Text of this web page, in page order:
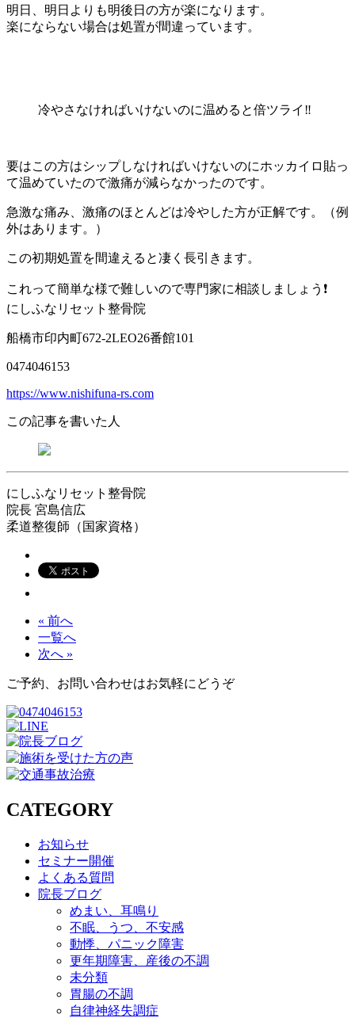
明日、明日よりも明後日の方が楽になります。
楽にならない場合は処置が間違っています。
冷やさなければいけないのに温めると倍ツライ‼️
要はこの方はシップしなければいけないのにホッカイロ貼っ
て温めていたので激痛が減らなかったのです。
急激な痛み、激痛のほとんどは冷やした方が正解です。（例
外はあります。）
この初期処置を間違えると凄く長引きます。
これって簡単な様で難しいので専門家に相談しましょう❗️
にしふなリセット整骨院
船橋市印内町672-2LEO26番館101
0474046153
https://www.nishifuna-rs.com
この記事を書いた人
にしふなリセット整骨院
院長 宮島信広
柔道整復師（国家資格）
« 前へ
一覧へ
次へ »
ご予約、お問い合わせはお気軽にどうぞ
CATEGORY
お知らせ
セミナー開催
よくある質問
院長ブログ
めまい、耳鳴り
不眠、うつ、不安感
動悸、パニック障害
更年期障害、産後の不調
未分類
胃腸の不調
自律神経失調症